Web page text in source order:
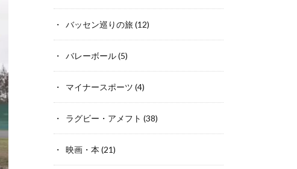
バッセン巡りの旅(12)
バレーボール(5)
マイナースポーツ (4)
ラグビー・アメフト (38)
映画・本 (21)